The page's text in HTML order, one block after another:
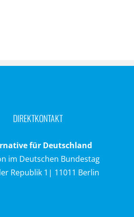
DIREKTKONTAKT
für Deutschland
im Deutschen Bundestag
Republik 1| 11011 Berlin